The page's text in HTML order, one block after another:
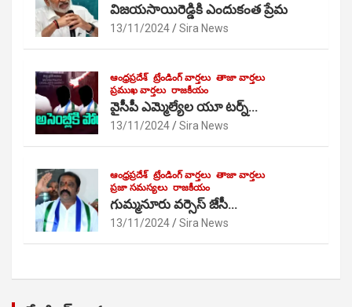
విజయసాయిరెడ్డికి ఎందుకంత ప్రేమ
13/11/2024 Sira News
ఆంధ్రప్రదేశ్ ట్రేండింగ్ వార్తలు తాజా వార్తలు
ప్రముఖ వార్తలు రాజకీయం
వైసీపీ ఎమ్మెల్యేల యూ టర్న్…
13/11/2024 Sira News
ఆంధ్రప్రదేశ్ ట్రేండింగ్ వార్తలు తాజా వార్తలు
ప్రజా సమస్యలు రాజకీయం
గుమ్మనూరు వర్సెస్ జేసీ…
13/11/2024 Sira News